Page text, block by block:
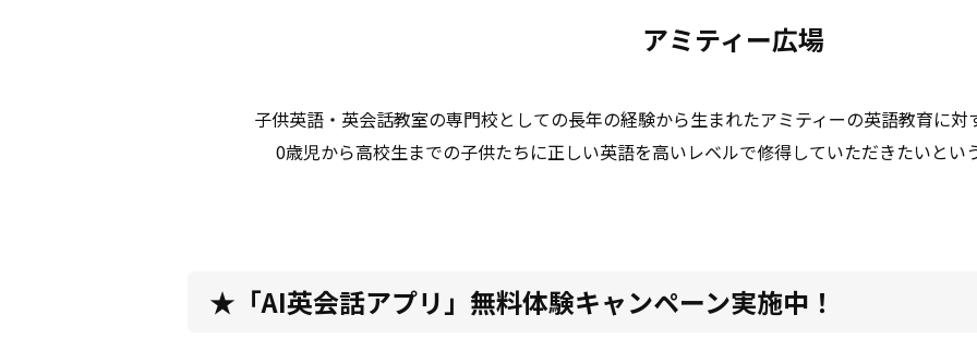
アミティー広場
子供英語・英会話教室の専門校としての長年の経験から生まれたアミティーの英語教育に対
0歳児から高校生までの子供たちに正しい英語を高いレベルで修得していただきたいとい
★「AI英会話アプリ」無料体験キャンペーン実施中！